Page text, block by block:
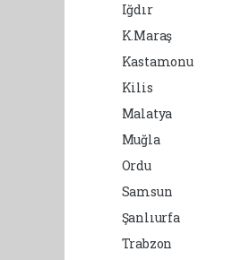
Iğdır
K.Maraş
Kastamonu
Kilis
Malatya
Muğla
Ordu
Samsun
Şanlıurfa
Trabzon